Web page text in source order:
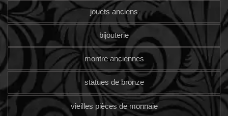
jouets anciens
bijouterie
montre anciennes
statues de bronze
vieilles pièces de monnaie